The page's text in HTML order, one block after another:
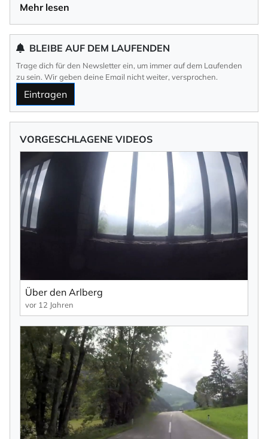
Mehr lesen
BLEIBE AUF DEM LAUFENDEN
Trage dich für den Newsletter ein, um immer auf dem Laufenden
zu sein. Wir geben deine Email nicht weiter, versprochen.
Eintragen
VORGESCHLAGENE VIDEOS
Über den Arlberg
vor 12 Jahren